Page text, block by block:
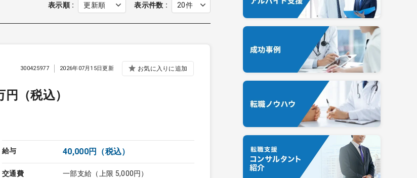
表示順 表示件数
（税込）
300425977 2026年07月15日更新 お気に入りに追加
給与 40,000円（税込）
交通費 一部支給（上限 5,000円）